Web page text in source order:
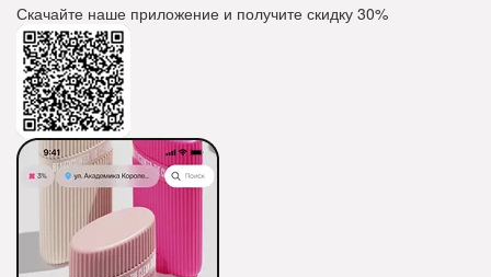
Скачайте наше приложение и получите скидку 30%